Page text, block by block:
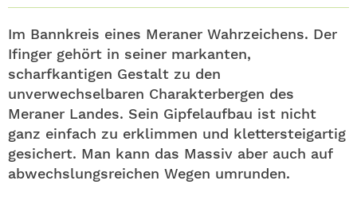
Im Bannkreis eines Meraner Wahrzeichens. Der
Ifinger gehört in seiner markanten,
scharfkantigen Gestalt zu den
unverwechselbaren Charakterbergen des
Meraner Landes. Sein Gipfelaufbau ist nicht
ganz einfach zu erklimmen und klettersteigartig
gesichert. Man kann das Massiv aber auch auf
abwechslungsreichen Wegen umrunden.